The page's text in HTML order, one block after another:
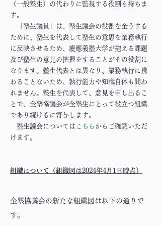
（一般塾生）の代わりに監視する役割も持ちま
す。
「塾生議員」は、塾生議会の役割を全うする
ために、塾生を代表して塾生の意思を業務執行
に反映させるため、慶應義塾大学が抱える課題
及び塾生の意見の把握をすることがその役割に
なります。塾生代表とは異なり、業務執行に携
わることないため、執行能力や知識自体も問わ
れません。塾生を代表して、意見を申し出るこ
とで、全塾協議会が全塾生にとって役立つ組織
であり続けるに寄与します。
​ 塾生議会については こちら からご確認いただ
けます。
組織について（組織図は2024年4月1日時点）
全塾協議会の新たな組織図は以下の通りで
す。